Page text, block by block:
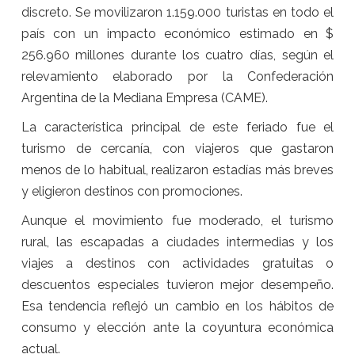
discreto. Se movilizaron 1.159.000 turistas en todo el
país con un impacto económico estimado en $
256.960 millones durante los cuatro días, según el
relevamiento elaborado por la Confederación
Argentina de la Mediana Empresa (CAME).
La característica principal de este feriado fue el
turismo de cercanía, con viajeros que gastaron
menos de lo habitual, realizaron estadías más breves
y eligieron destinos con promociones.
Aunque el movimiento fue moderado, el turismo
rural, las escapadas a ciudades intermedias y los
viajes a destinos con actividades gratuitas o
descuentos especiales tuvieron mejor desempeño.
Esa tendencia reflejó un cambio en los hábitos de
consumo y elección ante la coyuntura económica
actual.